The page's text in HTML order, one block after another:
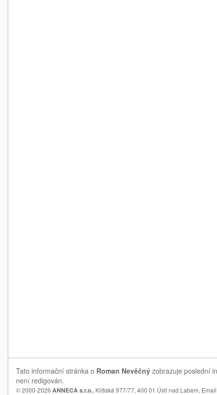
Tato informační stránka o Roman Nevěčný zobrazuje poslední
není redigován.
© 2000-2026 ANNECA s.r.o., Klíšská 977/77, 400 01 Ústí nad Labem,